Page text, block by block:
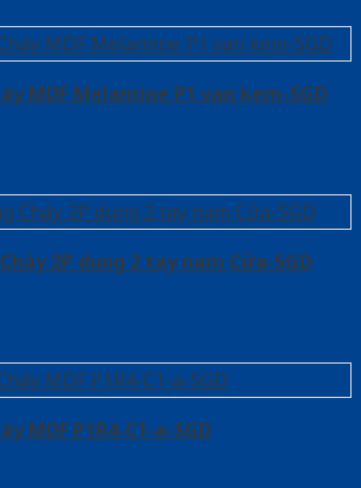
MDF Melamine P1 van kem-SGD
2P dung 2 tay nam Cửa-SGD
MDF P1R4-C1-a-SGD